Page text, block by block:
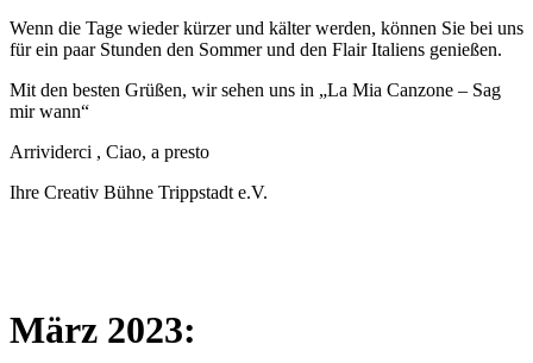
Wenn die Tage wieder kürzer und kälter werden, können Sie bei uns
für ein paar Stunden den Sommer und den Flair Italiens genießen.
Mit den besten Grüßen, wir sehen uns in „La Mia Canzone – Sag
mir wann“
Arrividerci , Ciao, a presto
Ihre Creativ Bühne Trippstadt e.V.
März 2023: